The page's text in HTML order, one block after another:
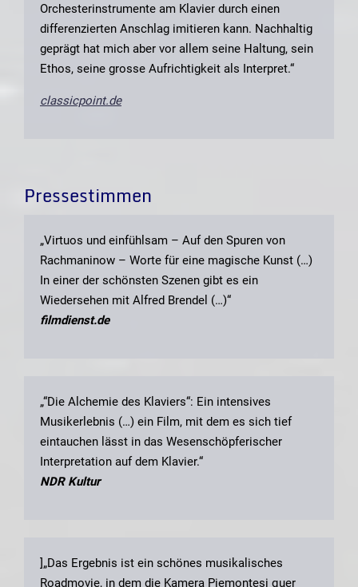
Orchesterinstrumente am Klavier durch einen
differenzierten Anschlag imitieren kann. Nachhaltig
geprägt hat mich aber vor allem seine Haltung, sein
Ethos, seine grosse Aufrichtigkeit als Interpret.“
classicpoint.de
Pressestimmen
„Virtuos und einfühlsam – Auf den Spuren von
Rachmaninow – Worte für eine magische Kunst (…)
In einer der schönsten Szenen gibt es ein
Wiedersehen mit Alfred Brendel (…)“
filmdienst.de
„“Die Alchemie des Klaviers“: Ein intensives
Musikerlebnis (…) ein Film, mit dem es sich tief
eintauchen lässt in das Wesenschöpferischer
Interpretation auf dem Klavier.“
NDR Kultur
]„Das Ergebnis ist ein schönes musikalisches
Roadmovie, in dem die Kamera Piemontesi quer